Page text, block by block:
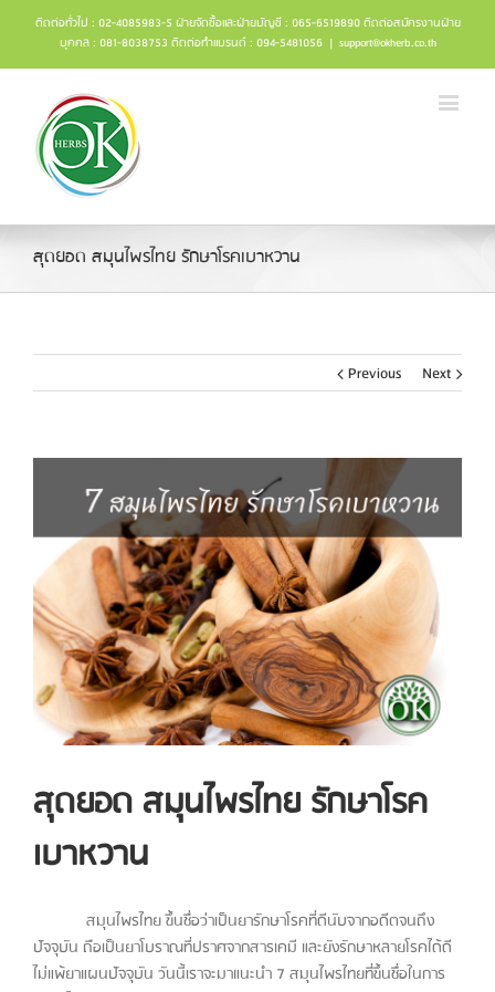
ติดต่อทั่วไป : 02-4085983-5 ฝ่ายจัดซื้อและฝ่ายบัญชี : 065-6519890 ติดต่อสมัครงานฝ่าย
บุคคล : 081-8038753 ติดต่อทำแบรนด์ : 094-5481056 | support@okherb.co.th
สุดยอด สมุนไพรไทย รักษาโรคเบาหวาน
Previous Next
สุดยอด สมุนไพรไทย รักษาโรค
เบาหวาน
สมุนไพรไทย ขึ้นชื่อว่าเป็นยารักษาโรคที่ดีนับจากอดีตจนถึง
ปัจจุบัน ถือเป็นยาโบราณที่ปราศจากสารเคมี และยังรักษาหลายโรคได้ดี
ไม่แพ้ยาแผนปัจจุบัน วันนี้เราจะมาแนะนำ 7 สมุนไพรไทยที่ขึ้นชื่อในการ